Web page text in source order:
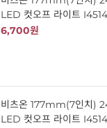
LED 컷오프 라이트
6,700원
비츠온 177mm(7인치)
LED 컷오프 라이트